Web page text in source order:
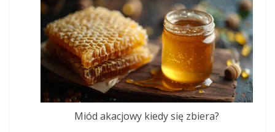
Miód akacjowy kiedy się zbiera?